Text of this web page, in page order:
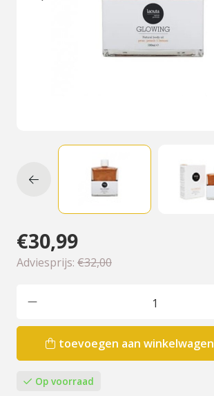
€30,99
Adviesprijs: €32,00
toevoegen aan winkelwagen
Op voorraad